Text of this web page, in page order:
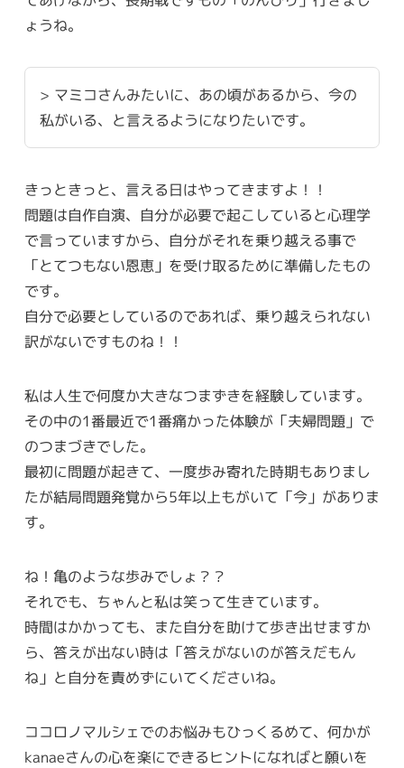
ょうね。
> マミコさんみたいに、あの頃があるから、今の
私がいる、と言えるようになりたいです。
きっときっと、言える日はやってきますよ！！
問題は自作自演、自分が必要で起こしていると心理学
で言っていますから、自分がそれを乗り越える事で
「とてつもない恩恵」を受け取るために準備したもの
です。
自分で必要としているのであれば、乗り越えられない
訳がないですものね！！
私は人生で何度か大きなつまずきを経験しています。
その中の1番最近で1番痛かった体験が「夫婦問題」で
のつまづきでした。
最初に問題が起きて、一度歩み寄れた時期もありまし
たが結局問題発覚から5年以上もがいて「今」がありま
す。
ね！亀のような歩みでしょ？？
それでも、ちゃんと私は笑って生きています。
時間はかかっても、また自分を助けて歩き出せますか
ら、答えが出ない時は「答えがないのが答えだもん
ね」と自分を責めずにいてくださいね。
ココロノマルシェでのお悩みもひっくるめて、何かが
kanaeさんの心を楽にできるヒントになればと願いを